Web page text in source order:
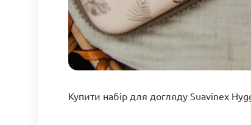
Купити набір для догляду Suavinex